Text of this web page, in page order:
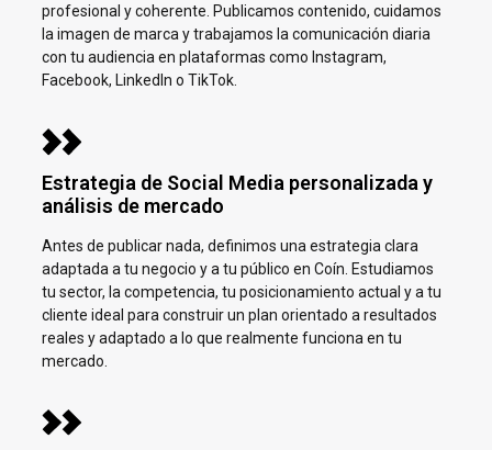
profesional y coherente. Publicamos contenido, cuidamos
la imagen de marca y trabajamos la comunicación diaria
con tu audiencia en plataformas como Instagram,
Facebook, LinkedIn o TikTok.
Estrategia de Social Media personalizada y
análisis de mercado
Antes de publicar nada, definimos una estrategia clara
adaptada a tu negocio y a tu público en Coín. Estudiamos
tu sector, la competencia, tu posicionamiento actual y a tu
cliente ideal para construir un plan orientado a resultados
reales y adaptado a lo que realmente funciona en tu
mercado.